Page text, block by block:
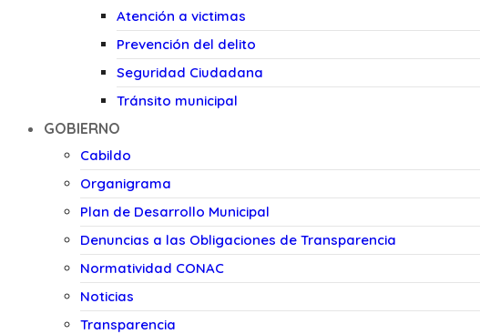
Atención a victimas
Prevención del delito
Seguridad Ciudadana
Tránsito municipal
GOBIERNO
Cabildo
Organigrama
Plan de Desarrollo Municipal
Denuncias a las Obligaciones de Transparencia
Normatividad CONAC
Noticias
Transparencia